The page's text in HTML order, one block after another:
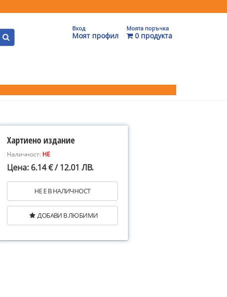
Вход
Моят профил
Моята поръчка
0 продукта
Хартиено издание
Наличност: НЕ
Цена: 6.14 € / 12.01 ЛВ.
НЕ Е В НАЛИЧНОСТ
ДОБАВИ В ЛЮБИМИ